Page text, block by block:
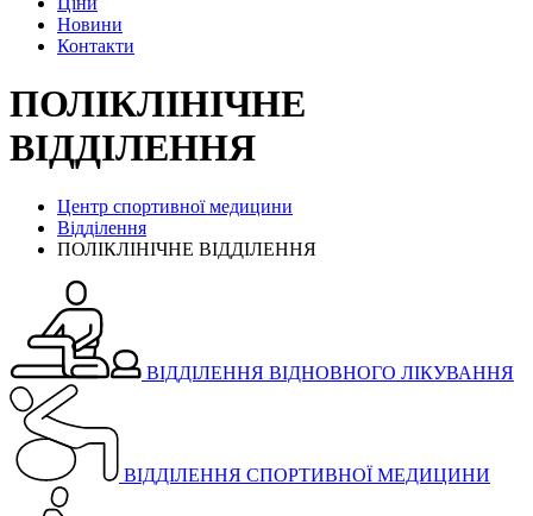
Новини
Контакти
ПОЛІКЛІНІЧНЕ
ВІДДІЛЕННЯ
Центр спортивної медицини
Відділення
ПОЛІКЛІНІЧНЕ ВІДДІЛЕННЯ
ВІДДІЛЕННЯ ВІДНОВНОГО ЛІКУВАННЯ
ВІДДІЛЕННЯ СПОРТИВНОЇ МЕДИЦИНИ